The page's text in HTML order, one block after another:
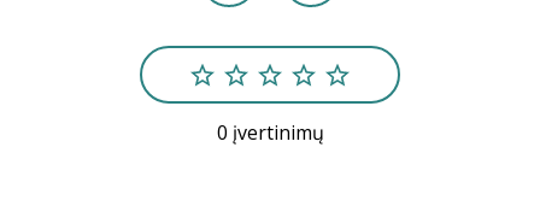
0 įvertinimų